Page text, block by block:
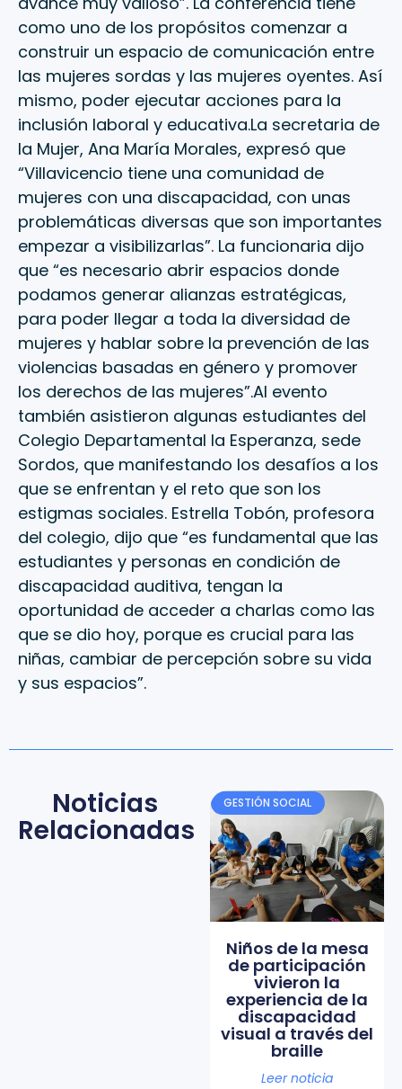
como uno de los propósitos comenzar a
construir un espacio de comunicación entre
las mujeres sordas y las mujeres oyentes. Así
mismo, poder ejecutar acciones para la
inclusión laboral y educativa.La secretaria de
la Mujer, Ana María Morales, expresó que
“Villavicencio tiene una comunidad de
mujeres con una discapacidad, con unas
problemáticas diversas que son importantes
empezar a visibilizarlas”. La funcionaria dijo
que “es necesario abrir espacios donde
podamos generar alianzas estratégicas,
para poder llegar a toda la diversidad de
mujeres y hablar sobre la prevención de las
violencias basadas en género y promover
los derechos de las mujeres”.Al evento
también asistieron algunas estudiantes del
Colegio Departamental la Esperanza, sede
Sordos, que manifestando los desafíos a los
que se enfrentan y el reto que son los
estigmas sociales. Estrella Tobón, profesora
del colegio, dijo que “es fundamental que las
estudiantes y personas en condición de
discapacidad auditiva, tengan la
oportunidad de acceder a charlas como las
que se dio hoy, porque es crucial para las
niñas, cambiar de percepción sobre su vida
y sus espacios”.
Noticias
Relacionadas
GESTIÓN SOCIAL
Niños de la mesa
de participación
vivieron la
experiencia de la
discapacidad
visual a través del
braille
Leer noticia